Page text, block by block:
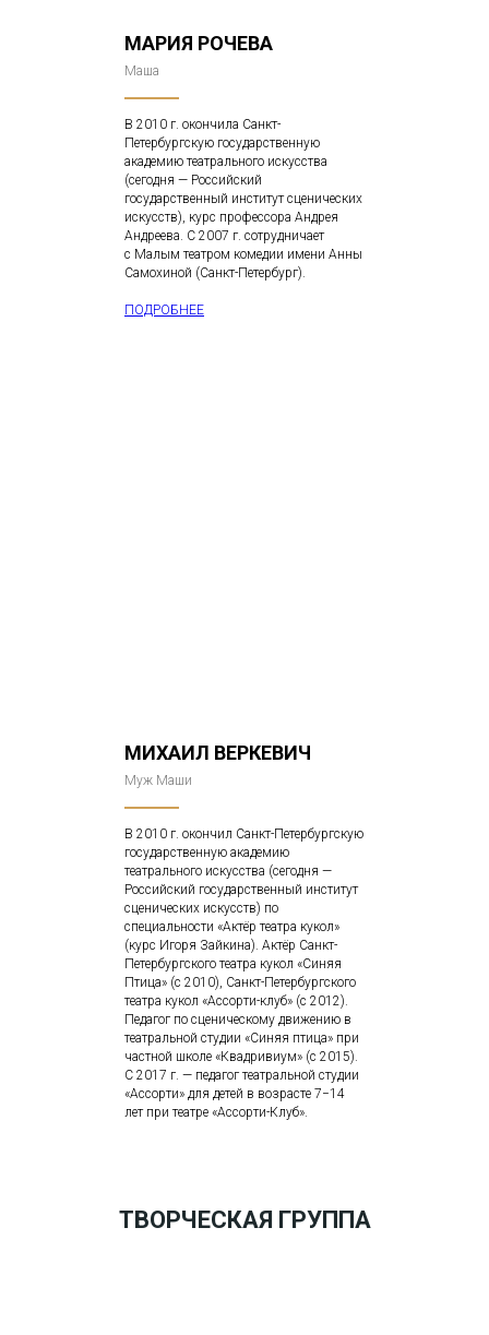
МАРИЯ РОЧЕВА
Маша
В 2010 г. окончила Санкт-
Петербургскую государственную
академию театрального искусства
(сегодня — Российский
государственный институт сценических
искусств), курс профессора Андрея
Андреева. С 2007 г. сотрудничает
с Малым театром комедии имени Анны
Самохиной (Санкт-Петербург).
ПОДРОБНЕЕ
МИХАИЛ ВЕРКЕВИЧ
Муж Маши
В 2010 г. окончил Санкт-Петербургскую
государственную академию
театрального искусства (сегодня —
Российский государственный институт
сценических искусств) по
специальности «Актёр театра кукол»
(курс Игоря Зайкина). Актёр Санкт-
Петербургского театра кукол «Синяя
Птица» (с 2010), Санкт-Петербургского
театра кукол «Ассорти-клуб» (с 2012).
Педагог по сценическому движению в
театральной студии «Синяя птица» при
частной школе «Квадривиум» (с 2015).
С 2017 г. — педагог театральной студии
«Ассорти» для детей в возрасте 7−14
лет при театре «Ассорти-Клуб».
ТВОРЧЕСКАЯ ГРУППА